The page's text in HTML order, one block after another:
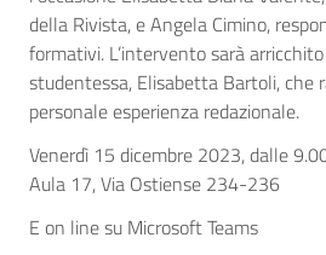
della Rivista, e Angela Cimino,
formativi. L’intervento sarà
studentessa, Elisabetta Bartoli, che
personale esperienza redazionale.
Venerdì 15 dicembre 2023, dalle
Aula 17, Via Ostiense 234-236
E on line su Microsoft Teams